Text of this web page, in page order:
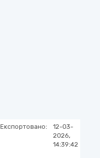
Експортовано:
12-03-
2026,
14:39:42